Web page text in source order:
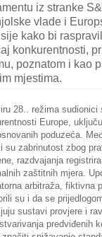
iz stranke
vlade i
kako bi
konkurentnosti,
poznatom i kao
mjestima.
28.. režima sudionici
Europe,
poduzeća.
su zabrinutost zbog
razdvajanja
zaštitnih mjera.
arbitraža, fiktivna
su i da se
sustavi provjere i
predviđenih